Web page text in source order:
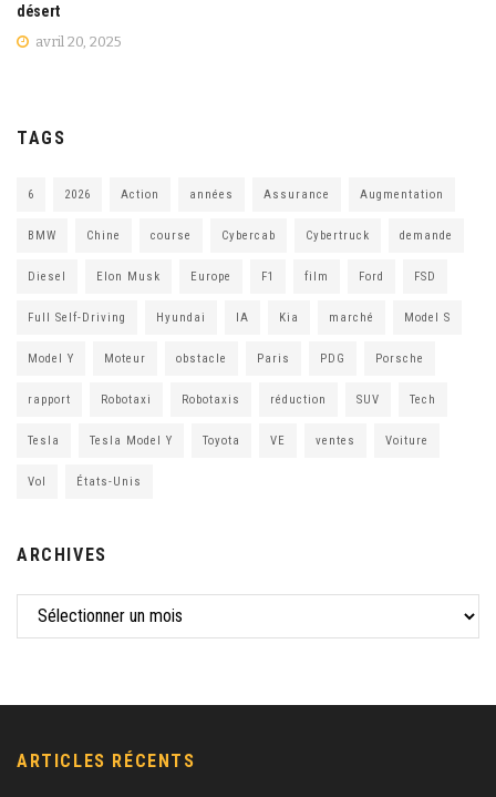
désert
avril 20, 2025
TAGS
6 2026 Action années Assurance Augmentation
BMW Chine course Cybercab Cybertruck demande
Diesel Elon Musk Europe F1 film Ford FSD
Full Self-Driving Hyundai IA Kia marché Model S
Model Y Moteur obstacle Paris PDG Porsche
rapport Robotaxi Robotaxis réduction SUV Tech
Tesla Tesla Model Y Toyota VE ventes Voiture
Vol États-Unis
ARCHIVES
ARTICLES RÉCENTS